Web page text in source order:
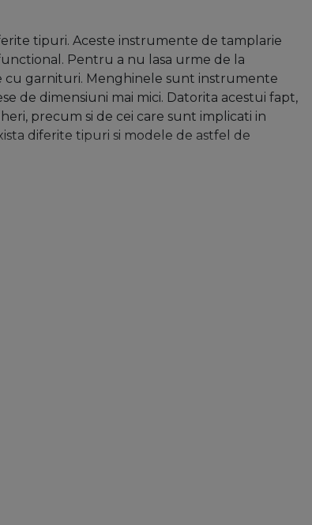
tipuri. Aceste instrumente de tamplarie
Pentru a nu lasa urme de la
garnituri. Menghinele sunt instrumente
de dimensiuni mai mici. Datorita acestui fapt,
precum si de cei care sunt implicati in
diferite tipuri si modele de astfel de
menghine cu falci sau menghine cu surub